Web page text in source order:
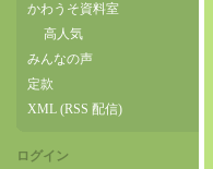
かわうそ資料室
高人気
みんなの声
定款
XML (RSS 配信)
ログイン